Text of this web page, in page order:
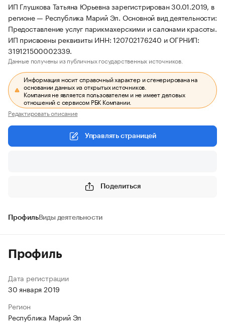
ИП Глушкова Татьяна Юрьевна зарегистрирован 30.01.2019, в
регионе — Республика Марий Эл. Основной вид деятельности:
Предоставление услуг парикмахерскими и салонами красоты.
ИП присвоены реквизиты ИНН: 120702176240 и ОГРНИП:
319121500002339.
Данные получены из публичных государственных источников.
Информация носит справочный характер и сгенерирована на
основании данных из открытых источников.
Компания не является пользователем и не имеет деловых
отношений с сервисом РБК Компании.
Редактировать описание
Управлять страницей
Поделиться
ПрофильВиды деятельности
Профиль
Дата регистрации
30 января 2019
Регион
Республика Марий Эл